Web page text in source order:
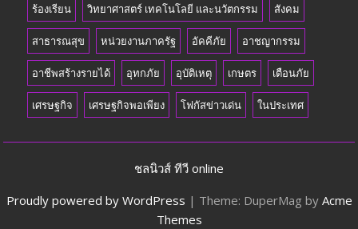
ร้องเรียน วิทยาศาสตร์ เทคโนโลยี และนวัตกรรม สังคม
สาธารณสุข หน่วยงานภาครัฐ อัคคีภัย อาชญากรรม
อาชีพสร้างรายได้ อุทกภัย อุบัติเหตุ เกษตร เตือนภัย
เศรษฐกิจ เศรษฐกิจพอเพียง โฟกัสข่าวเด่น ในประเทศ
ชลนิวส์ ทีวี online
Proudly powered by WordPress | Theme: DuperMag by Acme
Themes